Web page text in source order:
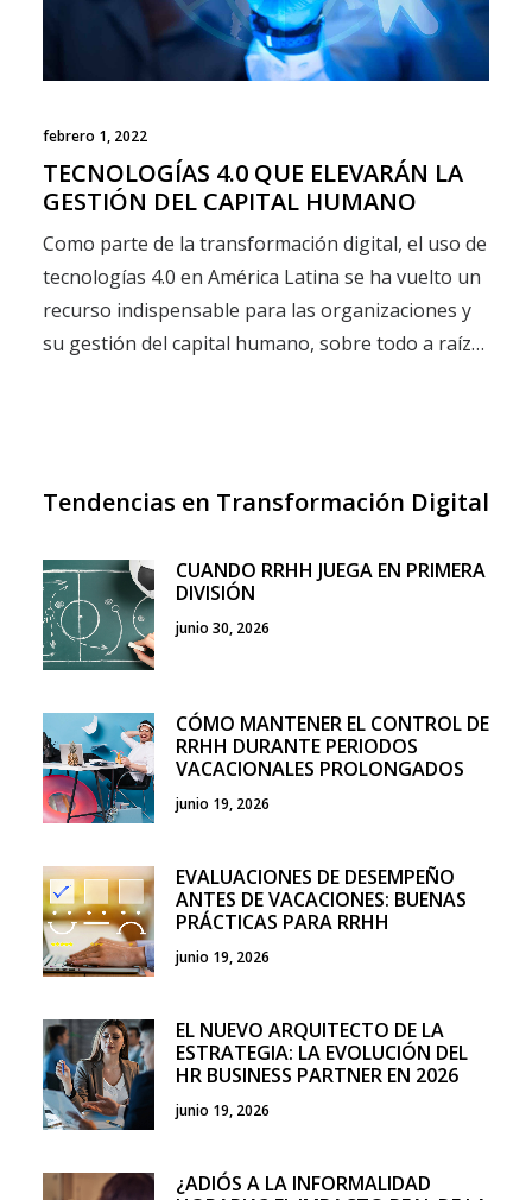
febrero 1, 2022
TECNOLOGÍAS 4.0 QUE ELEVARÁN LA
GESTIÓN DEL CAPITAL HUMANO
Como parte de la transformación digital, el uso de
tecnologías 4.0 en América Latina se ha vuelto un
recurso indispensable para las organizaciones y
su gestión del capital humano, sobre todo a raíz…
Tendencias en Transformación Digital
CUANDO RRHH JUEGA EN PRIMERA
DIVISIÓN
junio 30, 2026
CÓMO MANTENER EL CONTROL DE
RRHH DURANTE PERIODOS
VACACIONALES PROLONGADOS
junio 19, 2026
EVALUACIONES DE DESEMPEÑO
ANTES DE VACACIONES: BUENAS
PRÁCTICAS PARA RRHH
junio 19, 2026
EL NUEVO ARQUITECTO DE LA
ESTRATEGIA: LA EVOLUCIÓN DEL
HR BUSINESS PARTNER EN 2026
junio 19, 2026
¿ADIÓS A LA INFORMALIDAD